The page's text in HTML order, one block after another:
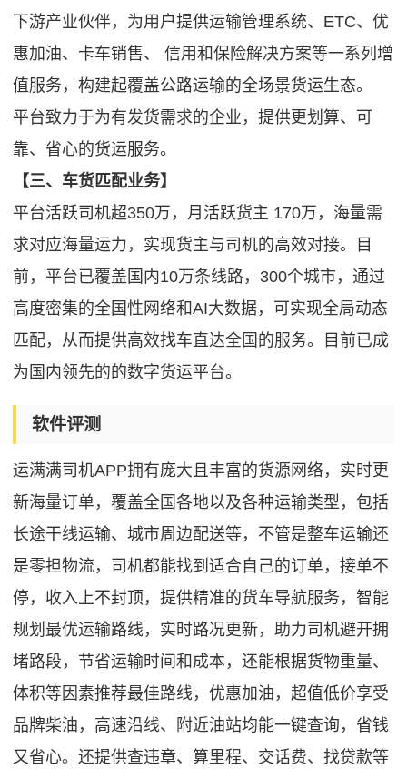
下游产业伙伴，为用户提供运输管理系统、ETC、优
惠加油、卡车销售、 信用和保险解决方案等一系列增
值服务，构建起覆盖公路运输的全场景货运生态。
平台致力于为有发货需求的企业，提供更划算、可
靠、省心的货运服务。
【三、车货匹配业务】
平台活跃司机超350万，月活跃货主 170万，海量需
求对应海量运力，实现货主与司机的高效对接。目
前，平台已覆盖国内10万条线路，300个城市，通过
高度密集的全国性网络和AI大数据，可实现全局动态
匹配，从而提供高效找车直达全国的服务。目前已成
为国内领先的的数字货运平台。
软件评测
运满满司机APP拥有庞大且丰富的货源网络，实时更
新海量订单，覆盖全国各地以及各种运输类型，包括
长途干线运输、城市周边配送等，不管是整车运输还
是零担物流，司机都能找到适合自己的订单，接单不
停，收入上不封顶，提供精准的货车导航服务，智能
规划最优运输路线，实时路况更新，助力司机避开拥
堵路段，节省运输时间和成本，还能根据货物重量、
体积等因素推荐最佳路线，优惠加油，超值低价享受
品牌柴油，高速沿线、附近油站均能一键查询，省钱
又省心。还提供查违章、算里程、交话费、找贷款等